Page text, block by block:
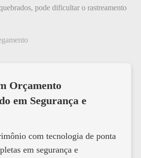
pode dificultar o rastreamento
Orçamento
em Segurança e
com tecnologia de ponta
em segurança e